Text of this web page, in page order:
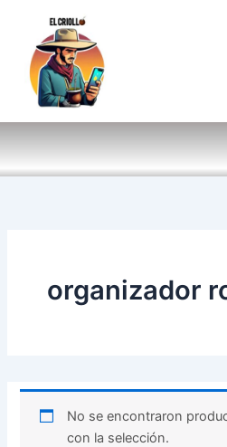
contenido
organizador
No se encontraron
con la selección.